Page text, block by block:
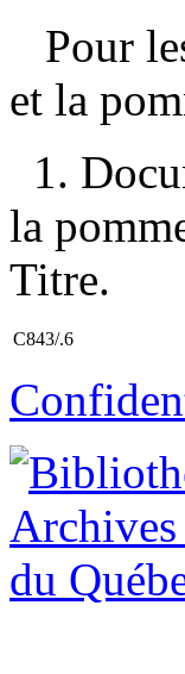
Pour
et la
1.
la
Titre.
C843/.6